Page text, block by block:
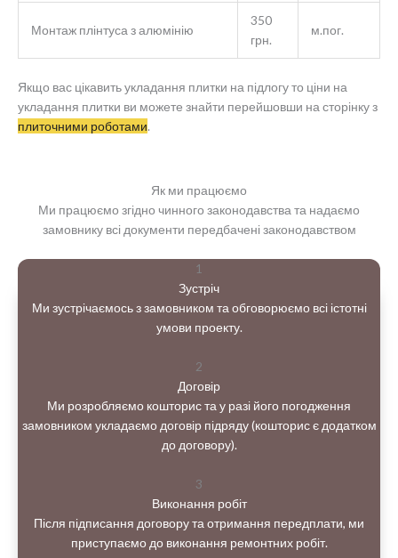
Монтаж плінтуса з алюмінію
350
грн.
м.пог.
Якщо вас цікавить укладання плитки на підлогу то ціни на
укладання плитки ви можете знайти перейшовши на сторінку з
плиточними роботами.
Як ми працюємо
Ми працюємо згідно чинного законодавства та надаємо
замовнику всі документи передбачені законодавством
1
Зустріч
Ми зустрічаємось з замовником та обговорюємо всі істотні
умови проекту.
2
Договір
Ми розробляємо кошторис та у разі його погодження
замовником укладаємо договір підряду (кошторис є додатком
до договору).
3
Виконання робіт
Після підписання договору та отримання передплати, ми
приступаємо до виконання ремонтних робіт.